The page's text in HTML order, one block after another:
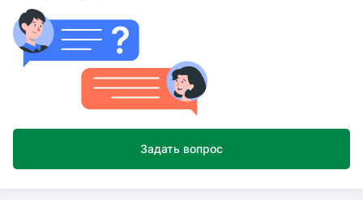
Задать вопрос